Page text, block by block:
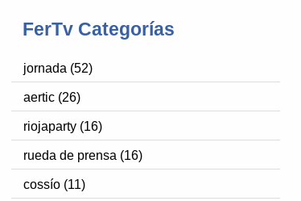
FerTv Categorías
jornada (52)
aertic (26)
riojaparty (16)
rueda de prensa (16)
cossío (11)